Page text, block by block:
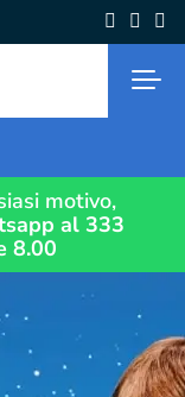
motivo,
al 333
8.00